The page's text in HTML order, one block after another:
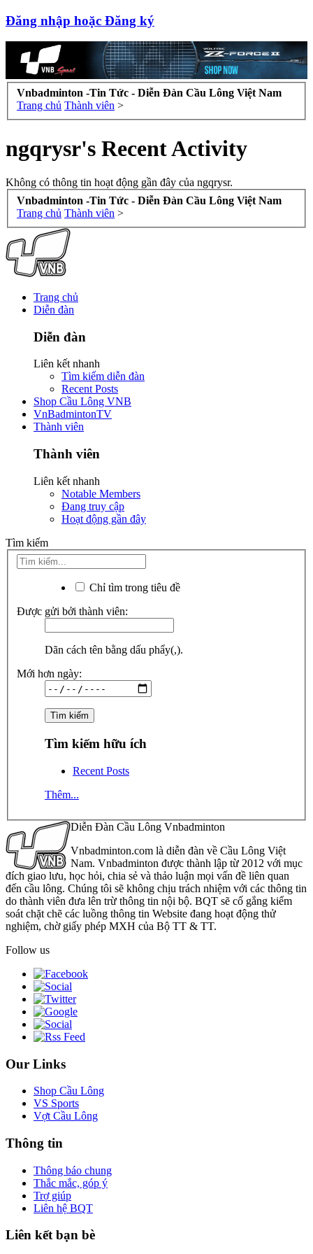
Đăng nhập hoặc Đăng ký
Vnbadminton -Tin Tức - Diễn Đàn Cầu Lông Việt Nam
Trang chủ Thành viên >
ngqrysr's Recent Activity
Không có thông tin hoạt động gần đây của ngqrysr.
Vnbadminton -Tin Tức - Diễn Đàn Cầu Lông Việt Nam
Trang chủ Thành viên >
Trang chủ
Diễn đàn
Diễn đàn
Liên kết nhanh
Tìm kiếm diễn đàn
Recent Posts
Shop Cầu Lông VNB
VnBadmintonTV
Thành viên
Thành viên
Liên kết nhanh
Notable Members
Đang truy cập
Hoạt động gần đây
Tìm kiếm
Chỉ tìm trong tiêu đề
Được gửi bởi thành viên:
Dãn cách tên bằng dấu phẩy(,).
Mới hơn ngày:
Tìm kiếm hữu ích
Recent Posts
Thêm...
Diễn Đàn Cầu Lông Vnbadminton
Vnbadminton.com là diễn đàn về Cầu Lông Việt
Nam. Vnbadminton được thành lập từ 2012 với mục
đích giao lưu, học hỏi, chia sẻ và thảo luận mọi vấn đề liên quan
đến cầu lông. Chúng tôi sẽ không chịu trách nhiệm với các thông tin
do thành viên đưa lên trừ thông tin nội bộ. BQT sẽ cố gắng kiểm
soát chặt chẽ các luồng thông tin Website đang hoạt động thử
nghiệm, chờ giấy phép MXH của Bộ TT & TT.
Follow us
Our Links
Shop Cầu Lông
VS Sports
Vợt Cầu Lông
Thông tin
Thông báo chung
Thắc mắc, góp ý
Trợ giúp
Liên hệ BQT
Liên kết bạn bè